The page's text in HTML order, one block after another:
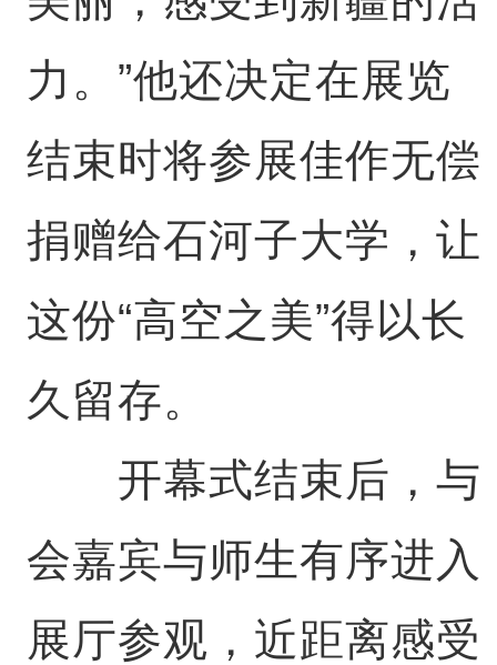
力。”他还决定在展览
结束时将参展佳作无偿
捐赠给石河子大学，让
这份“高空之美”得以长
久留存。
开幕式结束后，与
会嘉宾与师生有序进入
展厅参观，近距离感受